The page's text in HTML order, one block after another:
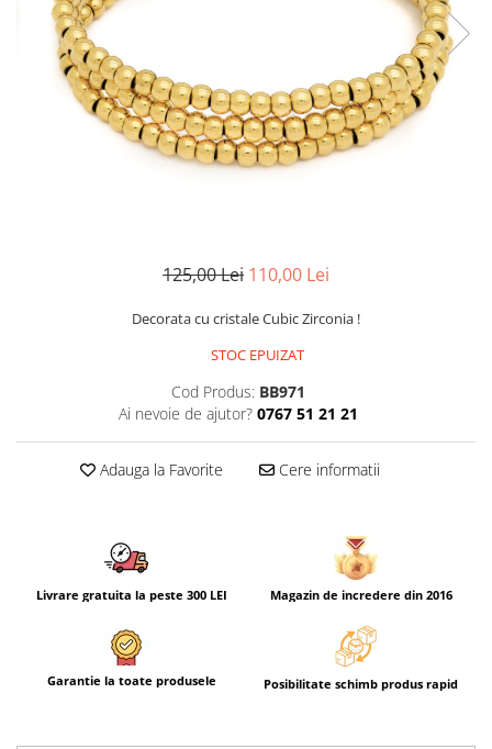
CERCEI
CEASURI DAMA
125,00 Lei 110,00 Lei
Decorata cu cristale Cubic Zirconia !
STOC EPUIZAT
Cod Produs: BB971
Ai nevoie de ajutor? 0767 51 21 21
Adauga la Favorite Cere informatii
Livrare gratuita la peste 300 LEI Magazin de incredere din 2016
Garantie la toate produsele Posibilitate schimb produs rapid